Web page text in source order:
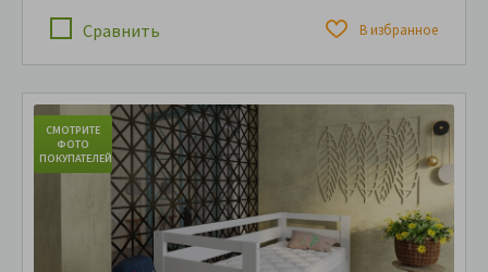
Сравнить В избранное
СМОТРИТЕ
ФОТО
ПОКУПАТЕЛЕЙ